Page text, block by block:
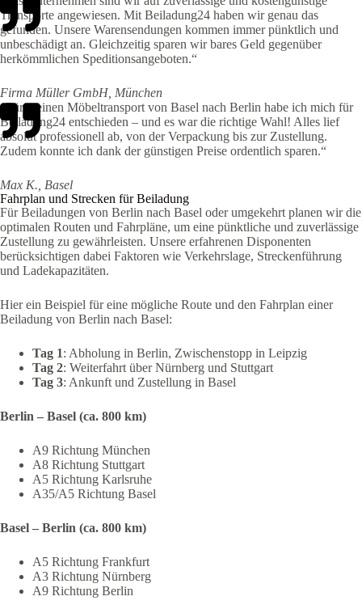
Transporte angewiesen. Mit Beiladung24 haben wir genau das
gefunden. Unsere Warensendungen kommen immer pünktlich und
unbeschädigt an. Gleichzeitig sparen wir bares Geld gegenüber
herkömmlichen Speditionsangeboten.“
Firma Müller GmbH, München
„Für meinen Möbeltransport von Basel nach Berlin habe ich mich für
Beiladung24 entschieden – und es war die richtige Wahl! Alles lief
absolut professionell ab, von der Verpackung bis zur Zustellung.
Zudem konnte ich dank der günstigen Preise ordentlich sparen.“
Max K., Basel
Fahrplan und Strecken für Beiladung
Für Beiladungen von Berlin nach Basel oder umgekehrt planen wir die
optimalen Routen und Fahrpläne, um eine pünktliche und zuverlässige
Zustellung zu gewährleisten. Unsere erfahrenen Disponenten
berücksichtigen dabei Faktoren wie Verkehrslage, Streckenführung
und Ladekapazitäten.
Hier ein Beispiel für eine mögliche Route und den Fahrplan einer
Beiladung von Berlin nach Basel:
Tag 1: Abholung in Berlin, Zwischenstopp in Leipzig
Tag 2: Weiterfahrt über Nürnberg und Stuttgart
Tag 3: Ankunft und Zustellung in Basel
Berlin – Basel (ca. 800 km)
A9 Richtung München
A8 Richtung Stuttgart
A5 Richtung Karlsruhe
A35/A5 Richtung Basel
Basel – Berlin (ca. 800 km)
A5 Richtung Frankfurt
A3 Richtung Nürnberg
A9 Richtung Berlin